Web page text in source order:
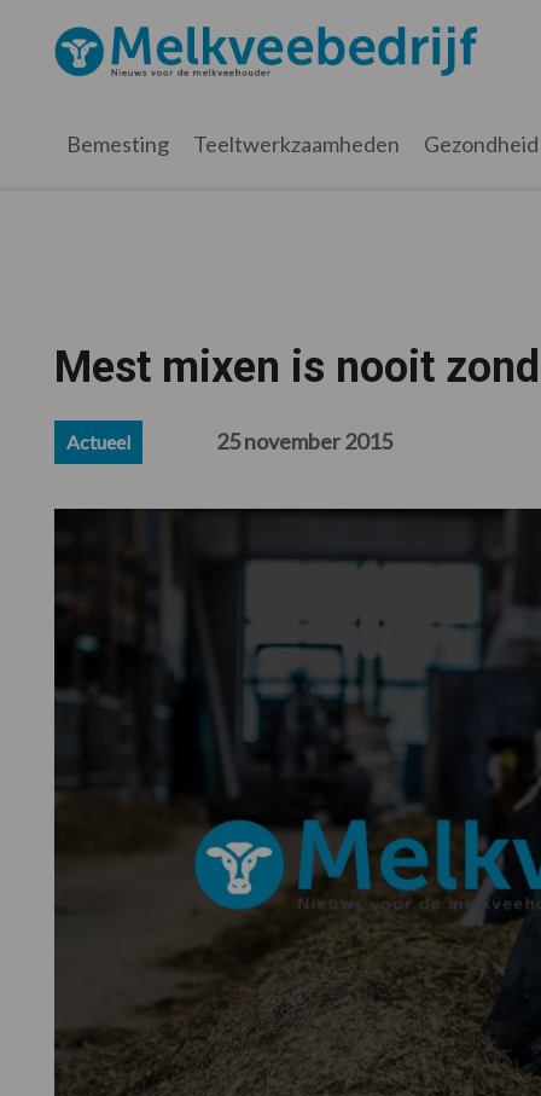
hoofdnavigatie
hoofd
eerste
voettekst
Melkveebedrijf.nl
Bemesting Teeltwerkzaamheden Gezondheid
Mest mixen is nooit
Actueel 25 november 2015